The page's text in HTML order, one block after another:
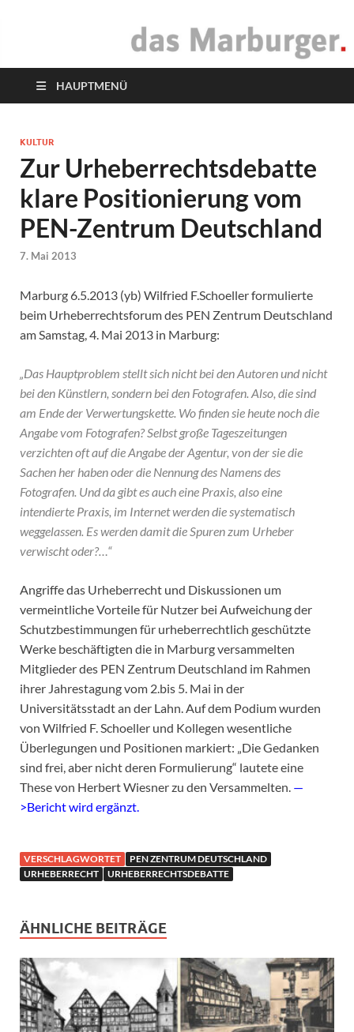
das Marburger.
HAUPTMENÜ
KULTUR
Zur Urheberrechtsdebatte
klare Positionierung vom
PEN-Zentrum Deutschland
7. Mai 2013
Marburg 6.5.2013 (yb) Wilfried F.Schoeller formulierte
beim Urheberrechtsforum des PEN Zentrum Deutschland
am Samstag, 4. Mai 2013 in Marburg:
„Das Hauptproblem stellt sich nicht bei den Autoren und nicht
bei den Künstlern, sondern bei den Fotografen. Also, die sind
am Ende der Verwertungskette. Wo finden sie heute noch die
Angabe vom Fotografen? Selbst große Tageszeitungen
verzichten oft auf die Angabe der Agentur, von der sie die
Sachen her haben oder die Nennung des Namens des
Fotografen. Und da gibt es auch eine Praxis, also eine
intendierte Praxis, im Internet werden die systematisch
weggelassen. Es werden damit die Spuren zum Urheber
verwischt oder?…“
Angriffe das Urheberrecht und Diskussionen um
vermeintliche Vorteile für Nutzer bei Aufweichung der
Schutzbestimmungen für urheberrechtlich geschützte
Werke beschäftigten die in Marburg versammelten
Mitglieder des PEN Zentrum Deutschland im Rahmen
ihrer Jahrestagung vom 2.bis 5. Mai in der
Universitätsstadt an der Lahn. Auf dem Podium wurden
von Wilfried F. Schoeller und Kollegen wesentliche
Überlegungen und Positionen markiert: „Die Gedanken
sind frei, aber nicht deren Formulierung“ lautete eine
These von Herbert Wiesner zu den Versammelten. —
>Bericht wird ergänzt.
VERSCHLAGWORTET
PEN ZENTRUM DEUTSCHLAND
URHEBERRECHT
URHEBERRECHTSDEBATTE
ÄHNLICHE BEITRÄGE